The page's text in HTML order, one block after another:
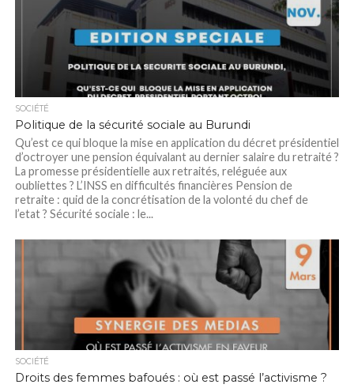
SOCIÉTÉ
Politique de la sécurité sociale au Burundi
Qu’est ce qui bloque la mise en application du décret présidentiel
d’octroyer une pension équivalant au dernier salaire du retraité ?
La promesse présidentielle aux retraités, reléguée aux
oubliettes ? L’INSS en difficultés financières Pension de
retraite : quid de la concrétisation de la volonté du chef de
l’etat ? Sécurité sociale : le...
SOCIÉTÉ
Droits des femmes bafoués : où est passé l’activisme ?